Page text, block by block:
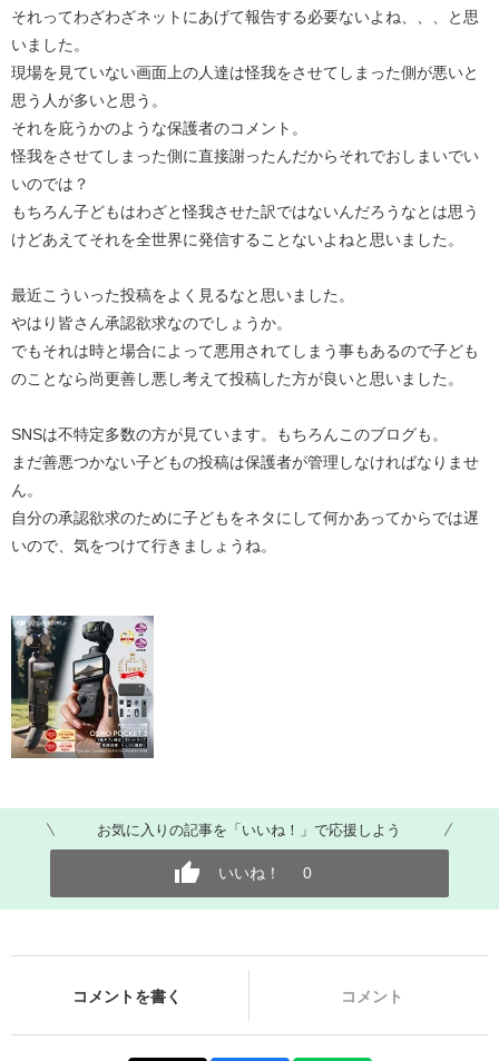
それってわざわざネットにあげて報告する必要ないよね、、、と思
いました。
現場を見ていない画面上の人達は怪我をさせてしまった側が悪いと
思う人が多いと思う。
それを庇うかのような保護者のコメント。
怪我をさせてしまった側に直接謝ったんだからそれでおしまいでい
いのでは？
もちろん子どもはわざと怪我させた訳ではないんだろうなとは思う
けどあえてそれを全世界に発信することないよねと思いました。
最近こういった投稿をよく見るなと思いました。
やはり皆さん承認欲求なのでしょうか。
でもそれは時と場合によって悪用されてしまう事もあるので子ども
のことなら尚更善し悪し考えて投稿した方が良いと思いました。
SNSは不特定多数の方が見ています。もちろんこのブログも。
まだ善悪つかない子どもの投稿は保護者が管理しなければなりませ
ん。
自分の承認欲求のために子どもをネタにして何かあってからでは遅
いので、気をつけて行きましょうね。
お気に入りの記事を「いいね！」で応援しよう
いいね！ 0
コメントを書く コメント